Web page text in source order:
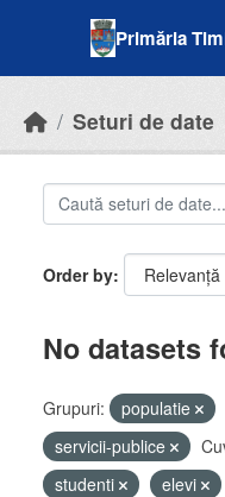
Primăria
Seturi de date
Order by
No datasets
Grupuri: populatie
servicii-publice
studenti
elevi